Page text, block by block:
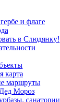
и флаге
в Слюдянку!
карта
маршруты
Мороз
санатории